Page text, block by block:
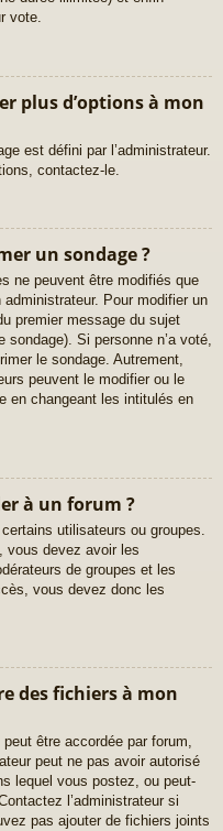
vote.
plus d’options à mon
est défini par l’administrateur.
contactez-le.
un sondage ?
ne peuvent être modifiés que
administrateur. Pour modifier un
premier message du sujet
Si personne n’a voté,
le sondage. Autrement,
peuvent le modifier ou le
en changeant les intitulés en
à un forum ?
utilisateurs ou groupes.
vous devez avoir les
de groupes et les
vous devez donc les
des fichiers à mon
être accordée par forum,
peut ne pas avoir autorisé
lequel vous postez, ou peut-
l’administrateur si
pas ajouter de fichiers joints